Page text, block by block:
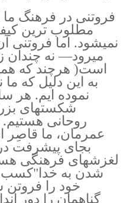
فروتنى در فرهنگ ما
مطلوب ترين
نميشود. اما فروتنى
ميرود— نه چندان
است( هرچند كه
به اين دليل كه ما
نموده ايم. هر
شكستهاى
روحانى
عمرمان، ما قاصِر
بجاى پيشرفت
لغزشهاى فرهنگى
شدن به خدا"كسب
خود را فروتن
گناهمان را دور